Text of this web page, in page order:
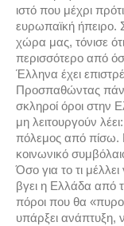
ιστό που μέχρι
ευρωπαϊκή ήπειρο.
χώρα μας, τόνισε
περισσότερο από
Έλληνα έχει
Προσπαθώντας
σκληροί όροι στην
μη λειτουργούν
πόλεμος από πίσω.
κοινωνικό
Όσο για το τι
βγει η Ελλάδα από
πόροι που θα
υπάρξει ανάπτυξη,